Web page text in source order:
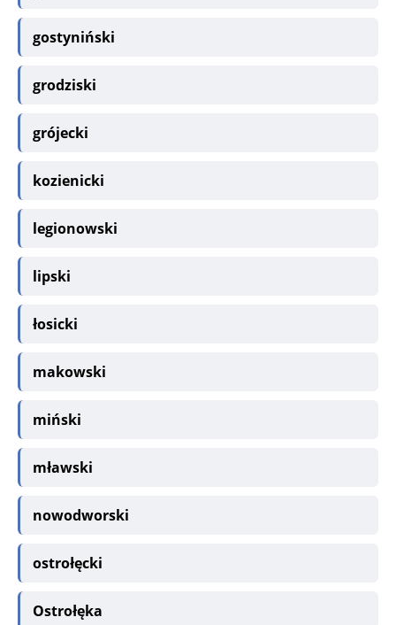
gostyniński
grodziski
grójecki
kozienicki
legionowski
lipski
łosicki
makowski
miński
mławski
nowodworski
ostrołęcki
Ostrołęka